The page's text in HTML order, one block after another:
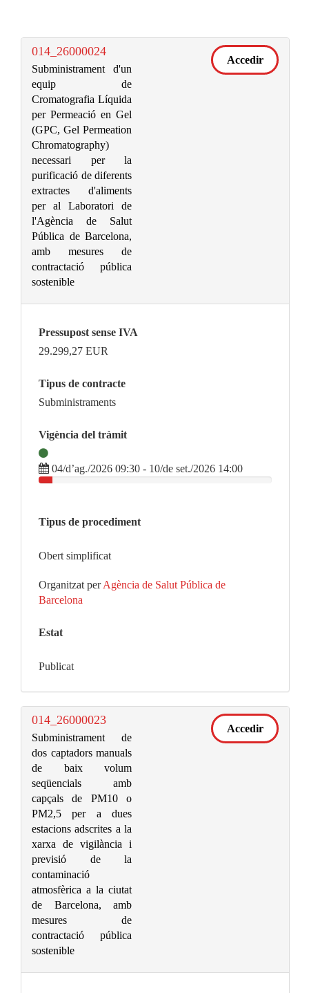
014_26000024
Subministrament d'un
equip de
Cromatografia Líquida
per Permeació en Gel
(GPC, Gel Permeation
Chromatography)
necessari per la
purificació de diferents
extractes d'aliments
per al Laboratori de
l'Agència de Salut
Pública de Barcelona,
amb mesures de
contractació pública
sostenible
Accedir
Pressupost sense IVA
29.299,27 EUR
Tipus de contracte
Subministraments
Vigència del tràmit
04/d’ag./2026 09:30 - 10/de set./2026 14:00
Tipus de procediment
Obert simplificat
Organitzat per Agència de Salut Pública de
Barcelona
Estat
Publicat
014_26000023
Subministrament de
dos captadors manuals
de baix volum
seqüencials amb
capçals de PM10 o
PM2,5 per a dues
estacions adscrites a la
xarxa de vigilància i
previsió de la
contaminació
atmosfèrica a la ciutat
de Barcelona, amb
mesures de
contractació pública
sostenible
Accedir